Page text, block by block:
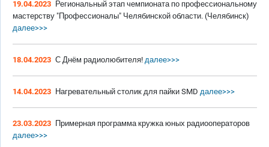
19.04.2023 Региональный этап чемпионата по профессиональному
мастерству "Профессионалы" Челябинской области. (Челябинск)
далее>>>
18.04.2023 С Днём радиолюбителя! далее>>>
14.04.2023 Нагревательный столик для пайки SMD далее>>>
23.03.2023 Примерная программа кружка юных радиооператоров
далее>>>